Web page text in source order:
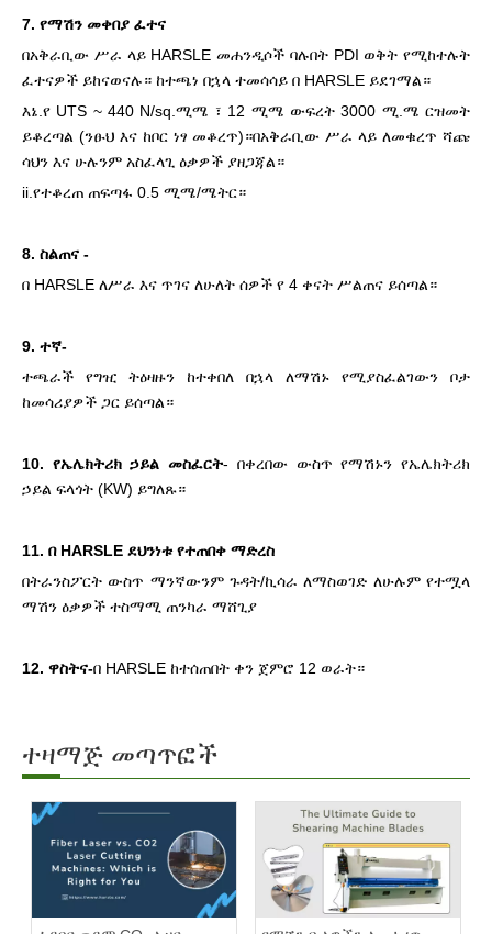
7. የማሽን መቀበያ ፈተና
በአቅራቢው ሥራ ላይ HARSLE መሐንዲሶች ባሉበት PDI ወቅት የሚከተሉት
ፈተናዎች ይከናወናሉ። ከተጫነ በኋላ ተመሳሳይ በ HARSLE ይደገማል።
እኔ.የ UTS ~ 440 N/sq.ሚሜ ፣ 12 ሚሜ ውፍረት 3000 ሚ.ሜ ርዝመት
ይቆረጣል (ንፁህ እና ከቦር ነፃ መቆረጥ)።በአቅራቢው ሥራ ላይ ለመቁረጥ ሻጩ
ሳህን እና ሁሉንም አስፈላጊ ዕቃዎች ያዘጋጃል።
ii.የተቆረጠ ጠፍጣፋ 0.5 ሚሜ/ሜትር።
8. ስልጠና -
በ HARSLE ለሥራ እና ጥገና ለሁለት ሰዎች የ 4 ቀናት ሥልጠና ይሰጣል።
9. ተኛ-
ተጫራች የግዢ ትዕዛዙን ከተቀበለ በኋላ ለማሽኑ የሚያስፈልገውን ቦታ
ከመሳሪያዎች ጋር ይሰጣል።
10. የኤሌክትሪክ ኃይል መስፈርት- በቀረበው ውስጥ የማሽኑን የኤሌክትሪክ
ኃይል ፍላጎት (KW) ይግለጹ።
11. በ HARSLE ደህንነቱ የተጠበቀ ማድረስ
በትራንስፖርት ውስጥ ማንኛውንም ጉዳት/ኪሳራ ለማስወገድ ለሁሉም የተሟላ
ማሽን ዕቃዎች ተስማሚ ጠንካራ ማሸጊያ
12. ዋስትና-በ HARSLE ከተሰጠበት ቀን ጀምሮ 12 ወራት።
ተዛማጅ መጣጥፎች